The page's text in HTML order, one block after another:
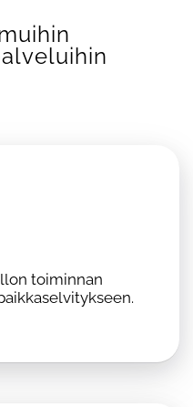
toiminnan